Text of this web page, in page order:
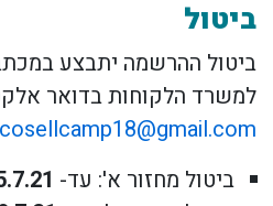
ביטול
ביטול ההרשמה יתבצע
למשרד הלקוחות בדואר
cosellcamp18@gmail.com
ביטול מחזור א': עד-